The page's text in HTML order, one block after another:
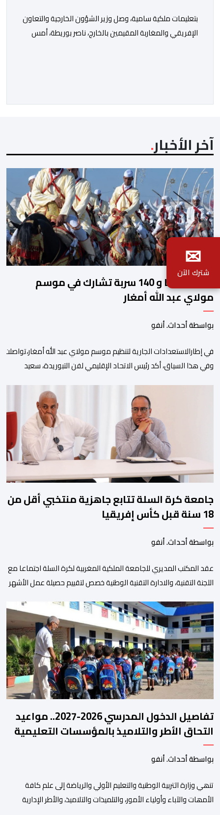
بتعليمات ملكية سامية، وصل وزير الشؤون الخارجية والتعاون
الإفريقي والمغاربة المقيمين بالخارج، ناصر بوريطة، أمس
تورو، وعمدة سانتياغو دي كالي، السيد ألفارو أليخاندرو […]
آخر الأخبار
2140 فارسا و 140 سربة تشارك في موسم
مولاي عبد الله أمغار
بواسطة أحداث. أنفو
في إطارالاستعدادات الجارية لتنظيم موسم مولاي عبد الله
وفي هذا السياق، أكد رئيس الاتحاد الإقليمي لفن التبوريدة، سعيد
ولم تخل هذه الدورة من مؤشرات إيجابية على مستوى تنوعالمشاركة،
وتبرز هذه الأرقام الحجم الكبير الذي باتت تعرفه تظاهرةالتبوريدة
ومن المرتقب أن تعرف فعاليات الموسم إقبالا جماهيريا
واسعا،في ظل الشغف الكبير الذي يحظى به فن التبوريدة، باعتبارهأحد
جامعة كرة السلة تتابع جاهزية منتخبي أقل من
18 سنة قبل كأس إفريقيا
بواسطة أحداث. أنفو
عقد المكتب المديري للجامعة الملكية المغربية لكرة السلة اجتماعا مع
اللجنة التقنية، والادارة التقنية الوطنية خصص لتقييم حصيلة عمل الأشهر
المنتخبات الوطنية خلال الفترة الأخيرة. وشهد الاجتماع تقديم عرض
مفصل حول مشاركة المنتخبين الوطنيين لأقل من 18 سنة، إناثا وذكورا،
من طرف اللجنة التقنية التي واكبت كل […]
تفاصيل الدخول المدرسي 2026-2027.. مواعيد
التحاق الأطر والتلاميذ بالمؤسسات التعليمية
بواسطة أحداث. أنفو
تنھي وزارة التربیة الوطنیة والتعلیم الأولي والریاضة إلى علم كافة
الأمھات والآباء وأولیاء الأمور، والتلمیذات والتلامیذ، والأطر الإداریة
✉
شترك الآن